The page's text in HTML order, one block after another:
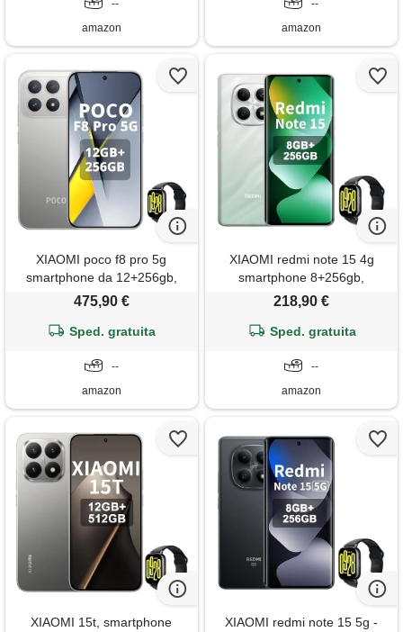
hyperos 2, 5atm (argento)
--
amazon
blue, included watch
--
amazon
XIAOMI poco f8 pro 5g
smartphone da 12+256gb,
tripla fotocamera da 50 mp
6,59 120 hz, snapdragon 8
argento titanio, incluso smart
watch
475,90 €
Sped. gratuita
--
amazon
XIAOMI redmi note 15 4g
smartphone 8+256gb,
schermo amoled fhd+ 6,77,
fotocamera da 108mp,
incluso smart watch
218,90 €
Sped. gratuita
--
amazon
XIAOMI 15t, smartphone
XIAOMI redmi note 15 5g -